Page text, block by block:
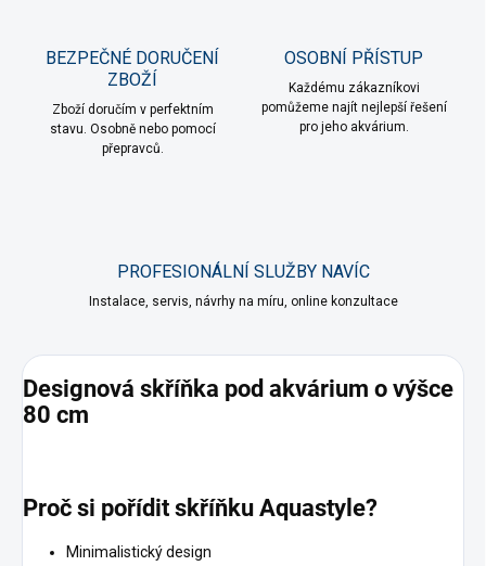
BEZPEČNÉ DORUČENÍ
ZBOŽÍ
Zboží doručím v perfektním
stavu. Osobně nebo pomocí
přepravců.
OSOBNÍ PŘÍSTUP
Každému zákazníkovi
pomůžeme najít nejlepší řešení
pro jeho akvárium.
PROFESIONÁLNÍ SLUŽBY NAVÍC
Instalace, servis, návrhy na míru, online konzultace
Designová skříňka pod akvárium o výšce
80 cm
Proč si pořídit skříňku Aquastyle?
Minimalistický design